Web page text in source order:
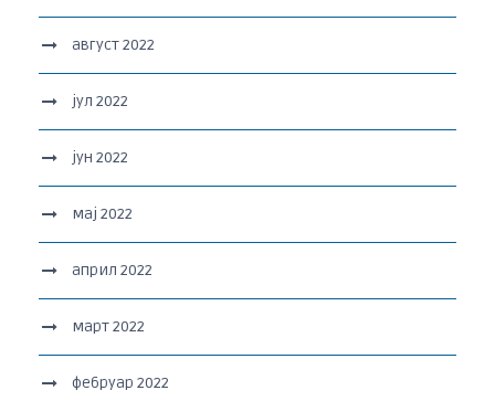
август 2022
јул 2022
јун 2022
мај 2022
април 2022
март 2022
фебруар 2022